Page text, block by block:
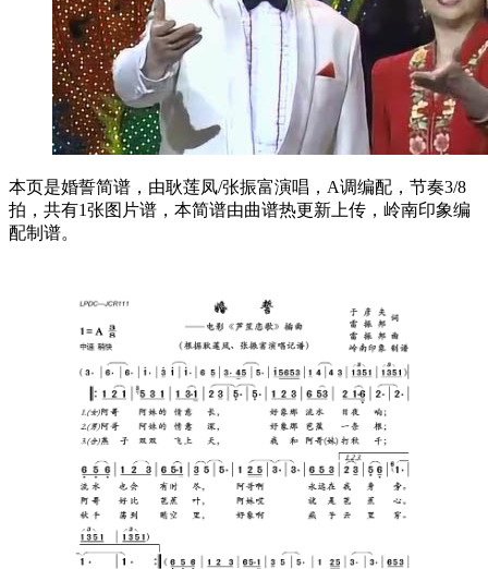
本页是婚誓简谱，由耿莲凤/张振富演唱，A调编配，节奏3/8
拍，共有1张图片谱，本简谱由曲谱热更新上传，岭南印象编
配制谱。